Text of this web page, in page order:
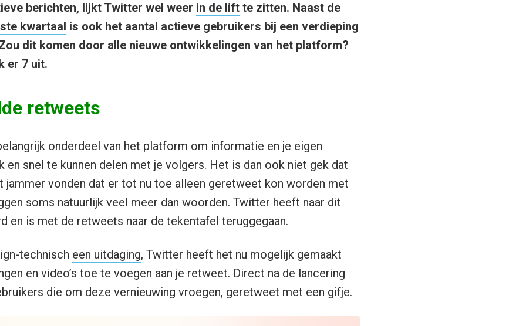
berichten, lijkt Twitter wel weer in de liftte zitten. Naast de
kwartaal is ook het aantal actieve gebruikers bij een verdieping
dit komen door alle nieuwe ontwikkelingen van het platform?
er 7 uit.
retweets
onderdeel van het platform om informatie en je eigen
en snel te kunnen delen met je volgers. Het is dan ook niet gek dat
jammer vonden dat er tot nu toe alleen geretweet kon worden met
soms natuurlijk veel meer dan woorden. Twitter heeft naar dit
en is met de retweets naar de tekentafel teruggegaan.
technisch een uitdaging, Twitter heeft het nu mogelijk gemaakt
en video’s toe te voegen aan je retweet. Direct na de lancering
die om deze vernieuwing vroegen, geretweet met een gifje.